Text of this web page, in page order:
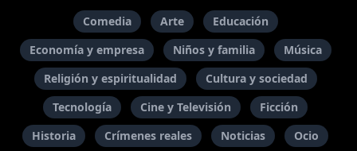
Comedia Arte
Educación
Economía y empresa
Niños y familia
Música
Religión y espiritualidad
Cultura y sociedad
Tecnología
Cine y Televisión
Ficción
Historia
Crímenes reales Noticias Ocio